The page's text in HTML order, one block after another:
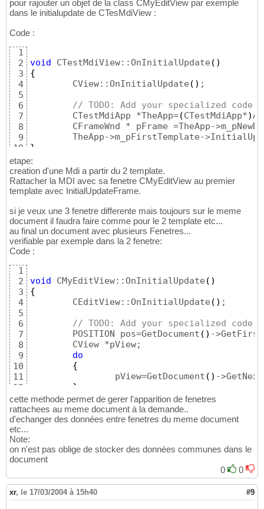
17
18
		RUNTIME_CLASS
( CChildFrame
		RUNTIME_CLASS
pour rajouter un objet de la class CMyEditView par exemple
dans le initialupdate de CTesMdiView :
Code :
1
2
3
4
5
6
7
8
9
10
void CTestMdiView::OnInitialUpdate ( )
{
	CView::OnInitialUpdate
( ) ;
// TODO: Add your specialized
	CTestMdiApp *TheApp=
(CTestMdiApp*)
CFrameWnd * pFrame =TheApp-
TheApp->m_pFirstTemplate-
}
etape:
creation d'une Mdi a partir du 2 template.
Rattacher la MDI avec sa fenetre CMyEditView au premier
template avec InitialUpdateFrame.
si je veux une 3 fenetre differente mais toujours sur le meme
document il faudra faire comme pour le 2 template etc...
au final un document avec plusieurs Fenetres...
verifiable par exemple dans la 2 fenetre:
Code :
1
2
3
4
5
6
7
8
9
10
11
12
13
14
15
void CMyEditView::OnInitialUpdate ( )
{
	CEditView::OnInitialUpdate
( ) ;
// TODO: Add your specialized
	POSITION pos=GetDocument
( ) -
do
{
		pView=GetDocument
( ) -
}
while(pView );
}
cette methode permet de gerer l'apparition de fenetres
rattachees au meme document à la demande..
d'echanger des données entre fenetres du meme document
etc...
Note:
on n'est pas oblige de stocker des données communes dans le
document
0
0
xr, le 17/03/2004 à 15h40 #9